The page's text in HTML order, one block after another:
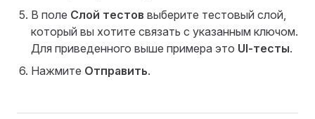
В поле Слой тестов выберите тестовый слой,
который вы хотите связать с указанным ключом.
Для приведенного выше примера это UI-тесты.
Нажмите Отправить.